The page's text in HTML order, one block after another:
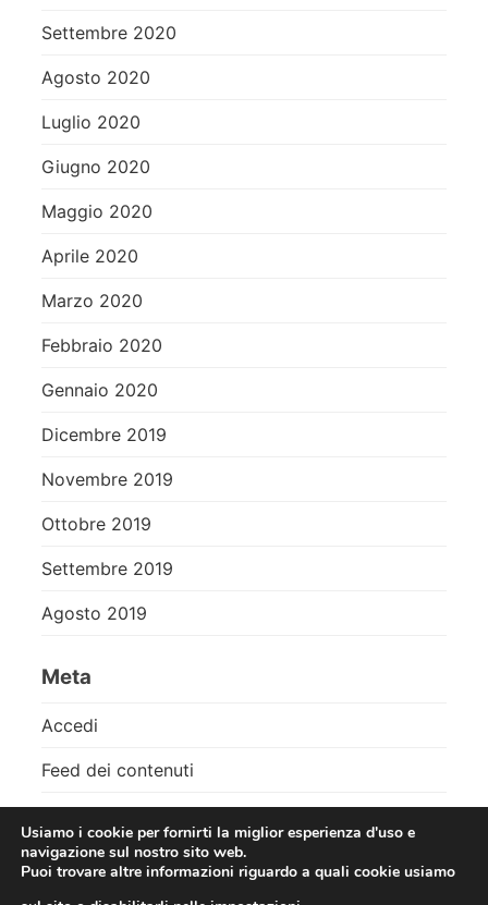
Settembre 2020
Agosto 2020
Luglio 2020
Giugno 2020
Maggio 2020
Aprile 2020
Marzo 2020
Febbraio 2020
Gennaio 2020
Dicembre 2019
Novembre 2019
Ottobre 2019
Settembre 2019
Agosto 2019
Meta
Accedi
Feed dei contenuti
Feed dei commenti
WordPress.org
Usiamo i cookie per fornirti la miglior esperienza d'uso e
navigazione sul nostro sito web.
Puoi trovare altre informazioni riguardo a quali cookie usiamo